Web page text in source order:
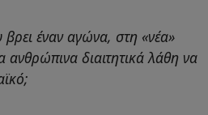
έναν αγώνα, στη «νέα»
διαιτητικά λάθη να